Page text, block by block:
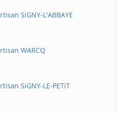
SiGNY-L'ABBAYE
WARCQ
SiGNY-LE-PETiT